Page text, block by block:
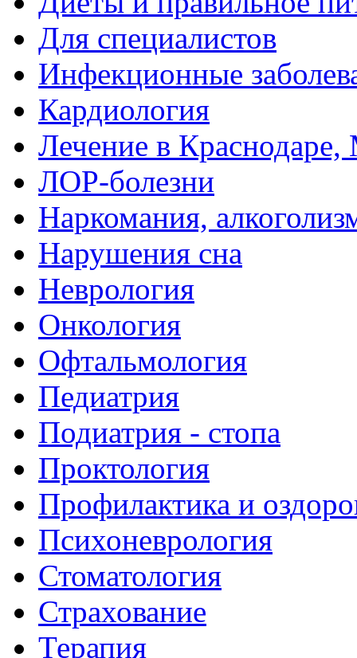
Для специалистов
Инфекционные
Кардиология
Лечение в
ЛОР-болезни
Наркомания,
Нарушения сна
Неврология
Онкология
Офтальмология
Педиатрия
Подиатрия - стопа
Проктология
Профилактика и
Психоневрология
Стоматология
Страхование
Терапия